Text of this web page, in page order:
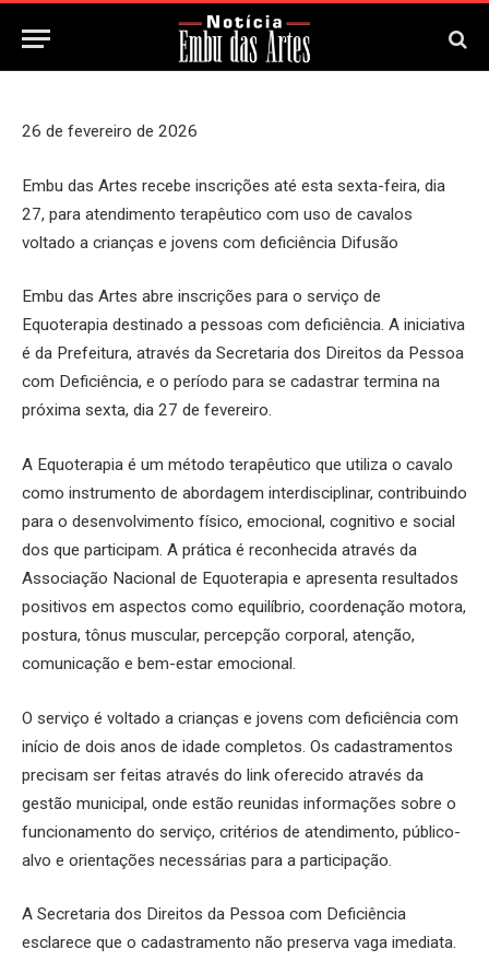
27 de Fevereiro, 2026 Updated: 27 de Fevereiro, 2026
26 de fevereiro de 2026
Embu das Artes recebe inscrições até esta sexta-feira, dia
27, para atendimento terapêutico com uso de cavalos
voltado a crianças e jovens com deficiência Difusão
Embu das Artes abre inscrições para o serviço de
Equoterapia destinado a pessoas com deficiência. A iniciativa
é da Prefeitura, através da Secretaria dos Direitos da Pessoa
com Deficiência, e o período para se cadastrar termina na
próxima sexta, dia 27 de fevereiro.
A Equoterapia é um método terapêutico que utiliza o cavalo
como instrumento de abordagem interdisciplinar, contribuindo
para o desenvolvimento físico, emocional, cognitivo e social
dos que participam. A prática é reconhecida através da
Associação Nacional de Equoterapia e apresenta resultados
positivos em aspectos como equilíbrio, coordenação motora,
postura, tônus muscular, percepção corporal, atenção,
comunicação e bem-estar emocional.
O serviço é voltado a crianças e jovens com deficiência com
início de dois anos de idade completos. Os cadastramentos
precisam ser feitas através do link oferecido através da
gestão municipal, onde estão reunidas informações sobre o
funcionamento do serviço, critérios de atendimento, público-
alvo e orientações necessárias para a participação.
A Secretaria dos Direitos da Pessoa com Deficiência
esclarece que o cadastramento não preserva vaga imediata.